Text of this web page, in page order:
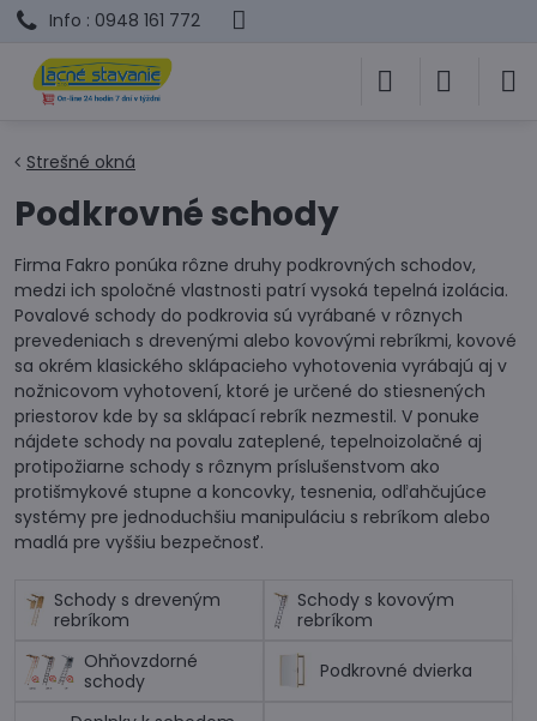
Info : 0948 161 772
Strešné okná
Podkrovné schody
Firma Fakro ponúka rôzne druhy podkrovných schodov,
medzi ich spoločné vlastnosti patrí vysoká tepelná izolácia.
Povalové schody do podkrovia sú vyrábané v rôznych
prevedeniach s drevenými alebo kovovými rebríkmi, kovové
sa okrém klasického sklápacieho vyhotovenia vyrábajú aj v
nožnicovom vyhotovení, ktoré je určené do stiesnených
priestorov kde by sa sklápací rebrík nezmestil. V ponuke
nájdete schody na povalu zateplené, tepelnoizolačné aj
protipožiarne schody s rôznym príslušenstvom ako
protišmykové stupne a koncovky, tesnenia, odľahčujúce
systémy pre jednoduchšiu manipuláciu s rebríkom alebo
madlá pre vyššiu bezpečnosť.
Schody s dreveným
rebríkom
Schody s kovovým
rebríkom
Ohňovzdorné
schody
Podkrovné dvierka